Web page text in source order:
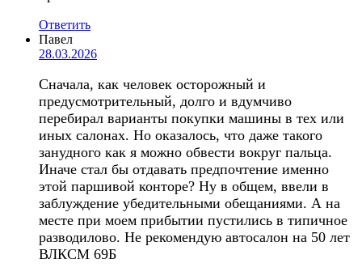
Ответить
Павел
28.03.2026
Сначала, как человек осторожный и
предусмотрительный, долго и вдумчиво
перебирал варианты покупки машины в тех или
иных салонах. Но оказалось, что даже такого
занудного как я можно обвести вокруг пальца.
Иначе стал бы отдавать предпочтение именно
этой паршивой конторе? Ну в общем, ввели в
заблуждение убедительными обещаниями. А на
месте при моем прибытии пустились в типичное
разводилово. Не рекомендую автосалон на 50 лет
ВЛКСМ 69Б